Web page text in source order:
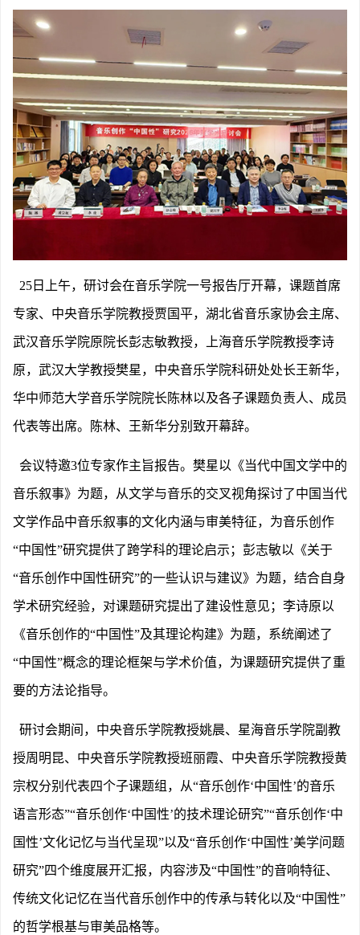
25日上午，研讨会在音乐学院一号报告厅开幕，课题首席
专家、中央音乐学院教授贾国平，湖北省音乐家协会主席、
武汉音乐学院原院长彭志敏教授，上海音乐学院教授李诗
原，武汉大学教授樊星，中央音乐学院科研处处长王新华，
华中师范大学音乐学院院长陈林以及各子课题负责人、成员
代表等出席。陈林、王新华分别致开幕辞。
会议特邀3位专家作主旨报告。樊星以《当代中国文学中的
音乐叙事》为题，从文学与音乐的交叉视角探讨了中国当代
文学作品中音乐叙事的文化内涵与审美特征，为音乐创作
“中国性”研究提供了跨学科的理论启示；彭志敏以《关于
“音乐创作中国性研究”的一些认识与建议》为题，结合自身
学术研究经验，对课题研究提出了建设性意见；李诗原以
《音乐创作的“中国性”及其理论构建》为题，系统阐述了
“中国性”概念的理论框架与学术价值，为课题研究提供了重
要的方法论指导。
研讨会期间，中央音乐学院教授姚晨、星海音乐学院副教
授周明昆、中央音乐学院教授班丽霞、中央音乐学院教授黄
宗权分别代表四个子课题组，从“音乐创作‘中国性’的音乐
语言形态”“音乐创作‘中国性’的技术理论研究”“音乐创作‘中
国性’文化记忆与当代呈现”以及“音乐创作‘中国性’美学问题
研究”四个维度展开汇报，内容涉及“中国性”的音响特征、
传统文化记忆在当代音乐创作中的传承与转化以及“中国性”
的哲学根基与审美品格等。